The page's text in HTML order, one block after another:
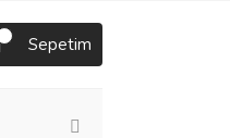
Sepetim